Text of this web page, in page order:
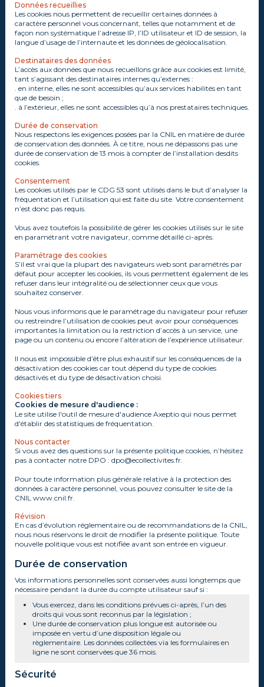
Données recueillies
Les cookies nous permettent de recueillir certaines données à
caractère personnel vous concernant, telles que notamment et de
façon non systématique l’adresse IP, l’ID utilisateur et ID de session, la
langue d’usage de l’internaute et les données de géolocalisation.
Destinataires des données
L’accès aux données que nous recueillons grâce aux cookies est limité,
tant s’agissant des destinataires internes qu’externes :
. en interne, elles ne sont accessibles qu’aux services habilités en tant
que de besoin ;
. à l’extérieur, elles ne sont accessibles qu’à nos prestataires techniques.
Durée de conservation
Nous respectons les exigences posées par la CNIL en matière de durée
de conservation des données. À ce titre, nous ne dépassons pas une
durée de conservation de 13 mois à compter de l’installation desdits
cookies.
Consentement
Les cookies utilisés par le CDG 53 sont utilisés dans le but d’analyser la
fréquentation et l’utilisation qui est faite du site. Votre consentement
n’est donc pas requis.
Vous avez toutefois la possibilité de gérer les cookies utilisés sur le site
en paramétrant votre navigateur, comme détaillé ci-après.
Paramétrage des cookies
S’il est vrai que la plupart des navigateurs web sont paramétrés par
défaut pour accepter les cookies, ils vous permettent également de les
refuser dans leur intégralité ou de sélectionner ceux que vous
souhaitez conserver.
Nous vous informons que le paramétrage du navigateur pour refuser
ou restreindre l’utilisation de cookies peut avoir pour conséquences
importantes la limitation ou la restriction d’accès à un service, une
page ou un contenu ou encore l’altération de l’expérience utilisateur.
Il nous est impossible d’être plus exhaustif sur les conséquences de la
désactivation des cookies car tout dépend du type de cookies
désactivés et du type de désactivation choisi.
Cookies tiers
Cookies de mesure d'audience :
Le site utilise l'outil de mesure d'audience Axeptio qui nous permet
d'établir des statistiques de fréquentation.
Nous contacter
Si vous avez des questions sur la présente politique cookies, n’hésitez
pas à contacter notre DPO : dpo@ecollectivites.fr.
Pour toute information plus générale relative à la protection des
données à caractère personnel, vous pouvez consulter le site de la
CNIL www.cnil.fr.
Révision
En cas d’évolution réglementaire ou de recommandations de la CNIL,
nous nous réservons le droit de modifier la présente politique. Toute
nouvelle politique vous est notifiée avant son entrée en vigueur.
Durée de conservation
Vos informations personnelles sont conservées aussi longtemps que
nécessaire pendant la durée du compte utilisateur sauf si :
Vous exercez, dans les conditions prévues ci-après, l’un des
droits qui vous sont reconnus par la législation ;
Une durée de conservation plus longue est autorisée ou
imposée en vertu d’une disposition légale ou
règlementaire. Les données collectées via les formulaires en
ligne ne sont conservées que 36 mois.
Sécurité